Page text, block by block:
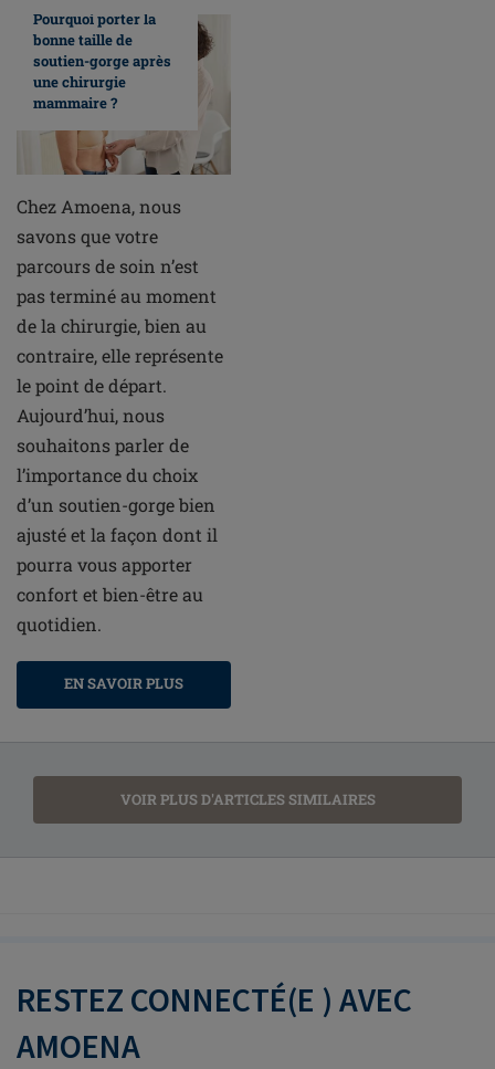
Pourquoi porter la
bonne taille de
soutien-gorge après
une chirurgie
mammaire ?
Chez Amoena, nous
savons que votre
parcours de soin n’est
pas terminé au moment
de la chirurgie, bien au
contraire, elle représente
le point de départ.
Aujourd’hui, nous
souhaitons parler de
l’importance du choix
d’un soutien-gorge bien
ajusté et la façon dont il
pourra vous apporter
confort et bien-être au
quotidien.
EN SAVOIR PLUS
VOIR PLUS D'ARTICLES SIMILAIRES
RESTEZ CONNECTÉ(E ) AVEC
AMOENA